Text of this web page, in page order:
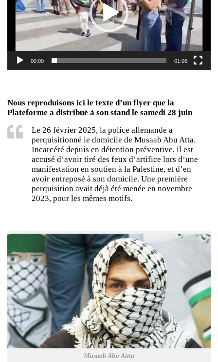
00:00 01:06
Nous reproduisons ici le texte d’un flyer que la
Plateforme a distribué à son stand le samedi 28 juin
Le 26 février 2025, la police allemande a
perquisitionné le domicile de Musaab Abu Atta.
Incarcéré depuis en détention préventive, il est
accusé d’avoir tiré des feux d’artifice lors d’une
manifestation en soutien à la Palestine, et d’en
avoir entreposé à son domicile. Une première
perquisition avait déjà été menée en novembre
2023, pour les mêmes motifs.
Musaab Abu Attta